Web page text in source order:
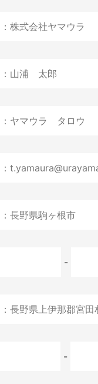
-
-